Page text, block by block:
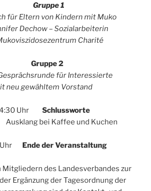
Gruppe 1
für Eltern von Kindern mit Muko
Dechow – Sozialarbeiterin
Charité
Gruppe 2
für Interessierte
neu gewähltem Vorstand
Uhr Schlussworte
bei Kaffee und Kuchen
Uhr Ende der Veranstaltung
Mitgliedern des Landesverbandes zur
Ergänzung der Tagesordnung der